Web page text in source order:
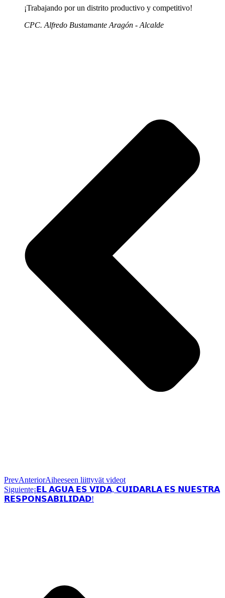
¡Trabajando por un distrito productivo y competitivo!
CPC. Alfredo Bustamante Aragón - Alcalde
PrevAnteriorAiheeseen liittyvät videot
Siguiente¡𝗘𝗟 𝗔𝗚𝗨𝗔 𝗘𝗦 𝗩𝗜𝗗𝗔, 𝗖𝗨𝗜𝗗𝗔𝗥𝗟𝗔 𝗘𝗦 𝗡𝗨𝗘𝗦𝗧𝗥𝗔
𝗥𝗘𝗦𝗣𝗢𝗡𝗦𝗔𝗕𝗜𝗟𝗜𝗗𝗔𝗗!